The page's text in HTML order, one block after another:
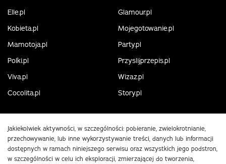
Elle.pl
Glamour.pl
Kobieta.pl
Mojegotowanie.pl
Mamotoja.pl
Party.pl
Polki.pl
Przyslijprzepis.pl
Viva.pl
Wizaz.pl
Cocolita.pl
Story.pl
Jakiekolwiek aktywności, w szczególności: pobieranie, zwielokrotnianie,
przechowywanie, lub inne wykorzystywanie treści, danych lub informacji
dostępnych w ramach niniejszego serwisu oraz wszystkich jego podstron,
w szczególności w celu ich eksploracji, zmierzającej do tworzenia,